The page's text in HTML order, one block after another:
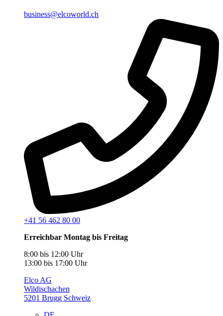
business@elcoworld.ch
+41 56 462 80 00
Erreichbar Montag bis Freitag
8:00 bis 12:00 Uhr
13:00 bis 17:00 Uhr
Elco AG
Wildischachen
5201 Brugg Schweiz